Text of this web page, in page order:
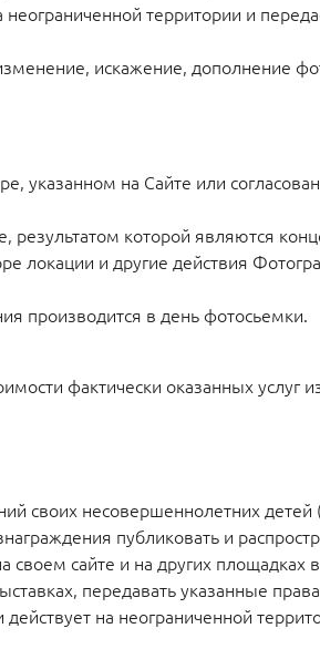
территории и
искажение, дополнение
указанном на Сайте или
которой являются
и другие действия
производится в день фотосьемки.
фактически оказанных услуг
своих несовершеннолетних
публиковать и
сайте и на других площадках
передавать указанные
на неограниченной